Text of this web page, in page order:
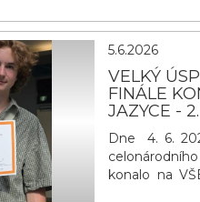
5.6.2026
VELKÝ
FINÁLE
JAZYCE -
Dne 4. 6.
konalo na